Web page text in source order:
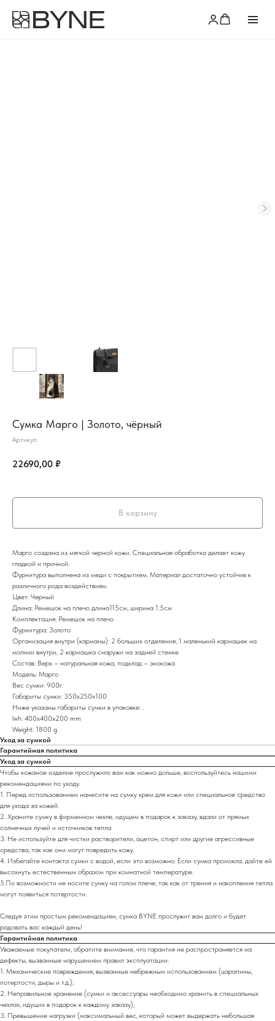
Сумка Марго | Золото, чёрный
Артикул:
22690,00 ₽
В корзину
Марго создана из мягкой черной кожи. Специальная обработка делает кожу
гладкой и прочной.
Фурнитура выполнена из меди с покрытием. Материал достаточно устойчив к
различного рода воздействиям.
Цвет: Черный
Длина: Ремешок на плечо длина115см, ширина 1.5см
Комплектация: Ремешок на плечо
Фурнитура: Золото
Организация внутри (карманы): 2 больших отделения, 1 маленький кармашек на
молнии внутри, 2 кармашка снаружи на задней стенке
Состав: Верх – натуральная кожа, подклад – экокожа
Модель: Марго
Вес сумки: 900г
Габариты сумки: 350х250х100
Ниже указаны габариты сумки в упаковке: .
lwh: 400x400x200 mm
Weight: 1800 g
Уход за сумкой
Гарантийная политика
Уход за сумкой
Чтобы кожаное изделие прослужило вам как можно дольше, воспользуйтесь нашими
рекомендациями по уходу.
1. Перед использованием нанесите на сумку крем для кожи или специальное средство
для ухода за кожей.
2. Храните сумку в фирменном чехле, идущем в подарок к заказу, вдали от прямых
солнечных лучей и источников тепла.
3. Не используйте для чистки растворители, ацетон, спирт или другие агрессивные
средства, так как они могут повредить кожу.
4. Избегайте контакта сумки с водой, если это возможно. Если сумка промокла, дайте ей
высохнуть естественным образом при комнатной температуре.
5.По возможности не носите сумку на голом плече, так как от трения и накопления тепла
могут появиться потертости.
Следуя этим простым рекомендациям, сумка BYNE прослужит вам долго и будет
радовать вас каждый день!
Гарантийная политика
Уважаемые покупатели, обратите внимание, что гарантия не распространяется на
дефекты, вызванные нарушением правил эксплуатации:
1. Механические повреждения, вызванные небрежным использованием (царапины,
потертости, дыры и т.д.);
2. Неправильное хранение (сумки и аксессуары необходимо хранить в специальных
чехлах, идущих в подарок к каждому заказу);
3. Превышение нагрузки (максимальный вес, который может выдержать небольшая